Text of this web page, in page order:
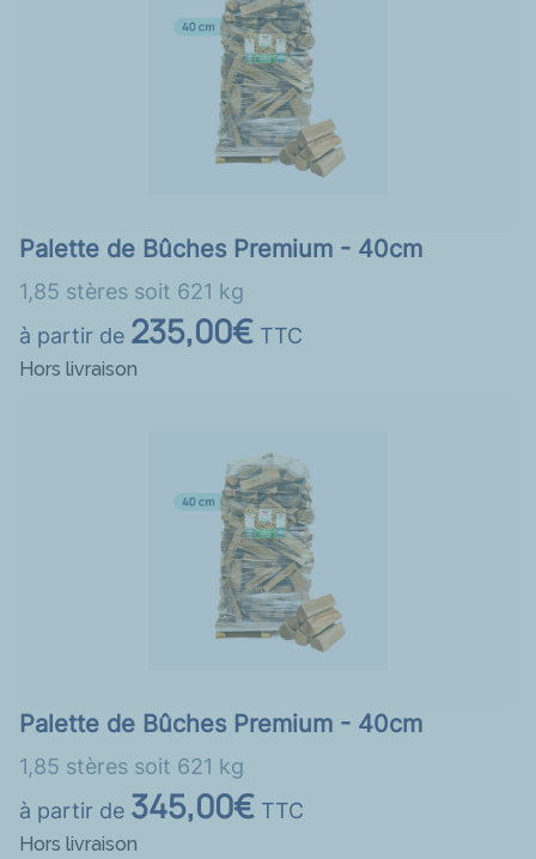
Palette de Bûches Premium - 40cm
1,85 stères soit 621 kg
à partir de 235,00€ TTC
Hors livraison
Palette de Bûches Premium - 40cm
1,85 stères soit 621 kg
à partir de 345,00€ TTC
Hors livraison